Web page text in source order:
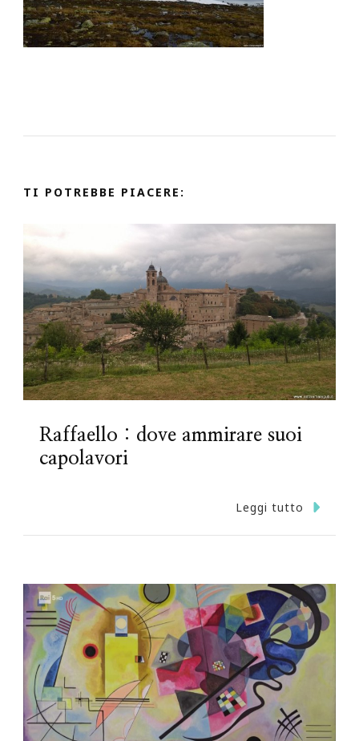
TI POTREBBE PIACERE:
Raffaello : dove ammirare suoi
capolavori
Leggi tutto